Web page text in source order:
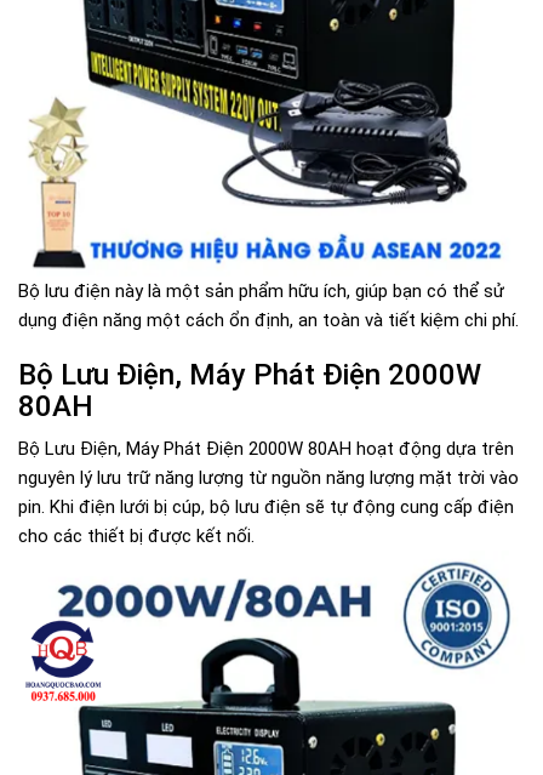
Bộ lưu điện này là một sản phẩm hữu ích, giúp bạn có thể sử
dụng điện năng một cách ổn định, an toàn và tiết kiệm chi phí.
Bộ Lưu Điện, Máy Phát Điện 2000W
80AH
Bộ Lưu Điện, Máy Phát Điện 2000W 80AH hoạt động dựa trên
nguyên lý lưu trữ năng lượng từ nguồn năng lượng mặt trời vào
pin. Khi điện lưới bị cúp, bộ lưu điện sẽ tự động cung cấp điện
cho các thiết bị được kết nối.